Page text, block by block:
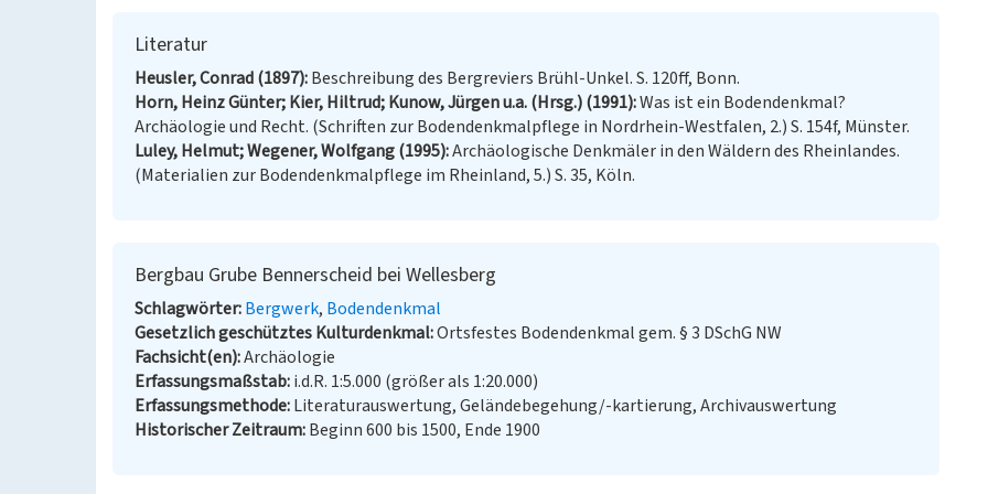
Literatur
Heusler, Conrad (1897) Beschreibung des Bergreviers Brühl-Unkel. S. 120ff, Bonn.
Horn, Heinz Günter; Kier, Hiltrud; Kunow, Jürgen u.a. (Hrsg.) (1991) Was ist ein Bodendenkmal?
Archäologie und Recht. (Schriften zur Bodendenkmalpflege in Nordrhein-Westfalen, 2.) S. 154f, Münster.
Luley, Helmut; Wegener, Wolfgang (1995) Archäologische Denkmäler in den Wäldern des Rheinlandes.
(Materialien zur Bodendenkmalpflege im Rheinland, 5.) S. 35, Köln.
Bergbau Grube Bennerscheid bei Wellesberg
Schlagwörter Bergwerk Bodendenkmal
Gesetzlich geschütztes Kulturdenkmal Ortsfestes Bodendenkmal gem. § 3 DSchG NW
Fachsicht(en) Archäologie
Erfassungsmaßstab i.d.R. 1:5.000 (größer als 1:20.000)
Erfassungsmethode Literaturauswertung, Geländebegehung/-kartierung, Archivauswertung
Historischer Zeitraum Beginn 600 bis 1500, Ende 1900